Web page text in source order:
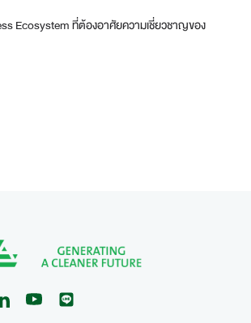
Ecosystem ที่ต้องอาศัยความเชี่ยวชาญของ